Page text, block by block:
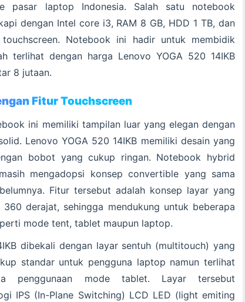
pasar laptop Indonesia. Salah satu notebook
dengan Intel core i3, RAM 8 GB, HDD 1 TB, dan
Notebook ini hadir untuk membidik
terlihat dengan harga Lenovo YOGA 520 14IKB
8 jutaan.
Fitur Touchscreen
ini memiliki tampilan luar yang elegan dengan
Lenovo YOGA 520 14IKB memiliki desain yang
bobot yang cukup ringan. Notebook hybrid
mengadopsi konsep convertible yang sama
Fitur tersebut adalah konsep layar yang
derajat, sehingga mendukung untuk beberapa
mode tent, tablet maupun laptop.
dibekali dengan layar sentuh (multitouch) yang
standar untuk pengguna laptop namun terlihat
penggunaan mode tablet. Layar tersebut
IPS (In-Plane Switching) LCD LED (light emiting